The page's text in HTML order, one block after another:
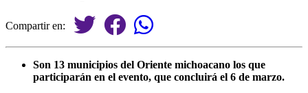
Compartir en:
Son 13 municipios del Oriente michoacano los que
participarán en el evento, que concluirá el 6 de marzo.